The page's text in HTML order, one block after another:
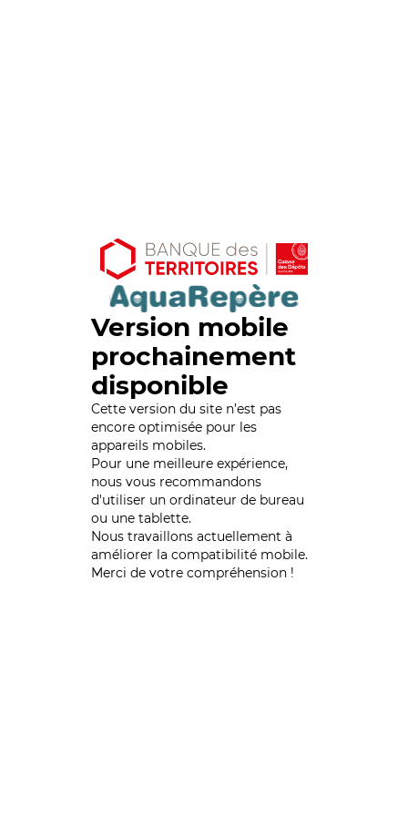
Version mobile
prochainement
disponible
Cette version du site n’est pas
encore optimisée pour les
appareils mobiles.
Pour une meilleure expérience,
nous vous recommandons
d'utiliser un ordinateur de bureau
ou une tablette.
Nous travaillons actuellement à
améliorer la compatibilité mobile.
Merci de votre compréhension !